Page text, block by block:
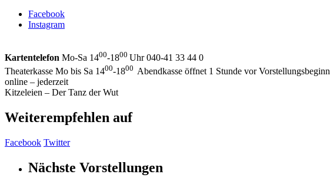
Facebook
Instagram
Kartentelefon Mo-Sa 1400-1800 Uhr 040-41 33 44 0
Theaterkasse Mo bis Sa 1400-1800 Abendkasse öffnet 1 Stunde vor Vorstellungsbeginn
online – jederzeit
Kitzeleien – Der Tanz der Wut
Weiterempfehlen auf
Facebook Twitter
Nächste Vorstellungen